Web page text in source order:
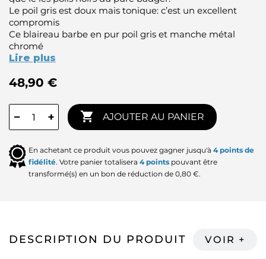
Le poil gris est doux mais tonique: c’est un excellent
compromis
Ce blaireau barbe en pur poil gris et manche métal
chromé
Lire plus
48,90 €
− +  AJOUTER AU PANIER
En achetant ce produit vous pouvez gagner jusqu'à 4points de
fidélité. Votre panier totalisera 4points pouvant être
transformé(s) en un bon de réduction de 0,80 €.
DESCRIPTION DU PRODUIT